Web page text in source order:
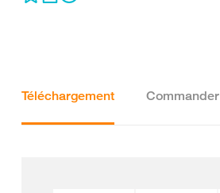
Téléchargement Commander